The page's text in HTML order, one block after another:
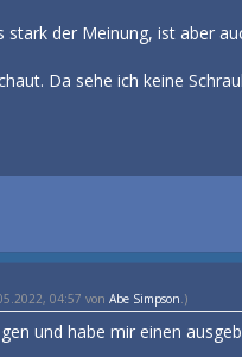
der Meinung, ist aber
Da sehe ich keine
04:57 von Abe Simpson .)
und habe mir einen